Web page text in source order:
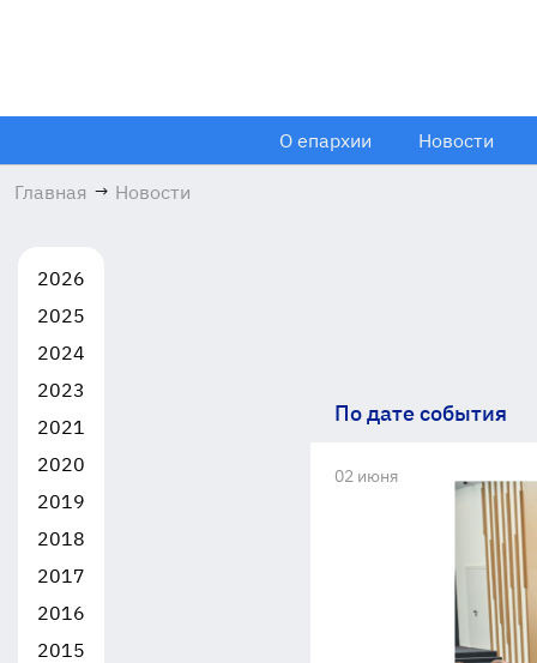
О епархии Новости
Главная → Новости
2026
2025
2024
2023
2021
2020
2019
2018
2017
2016
2015
По дате события
02 июня